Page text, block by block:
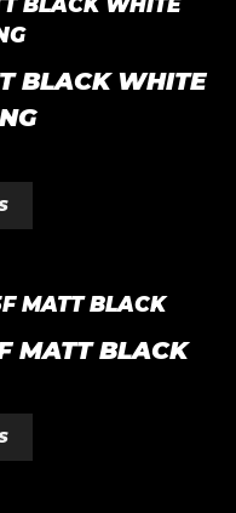
BLACK WHITE
MATT BLACK